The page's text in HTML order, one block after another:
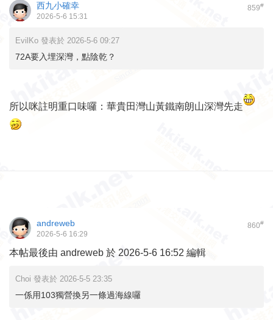
859#
西九小確幸
2026-5-6 15:31
EvilKo 發表於 2026-5-6 09:27
72A要入埋深灣，點陰乾？
所以咪註明重口味囉：華貴田灣山黃鐵南朗山深灣先走
860#
andreweb
2026-5-6 16:29
本帖最後由 andreweb 於 2026-5-6 16:52 編輯
Choi 發表於 2026-5-5 23:35
一係用103獨營換另一條過海線囉